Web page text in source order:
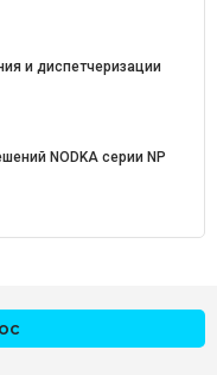
и диспетчеризации
NODKA серии NP